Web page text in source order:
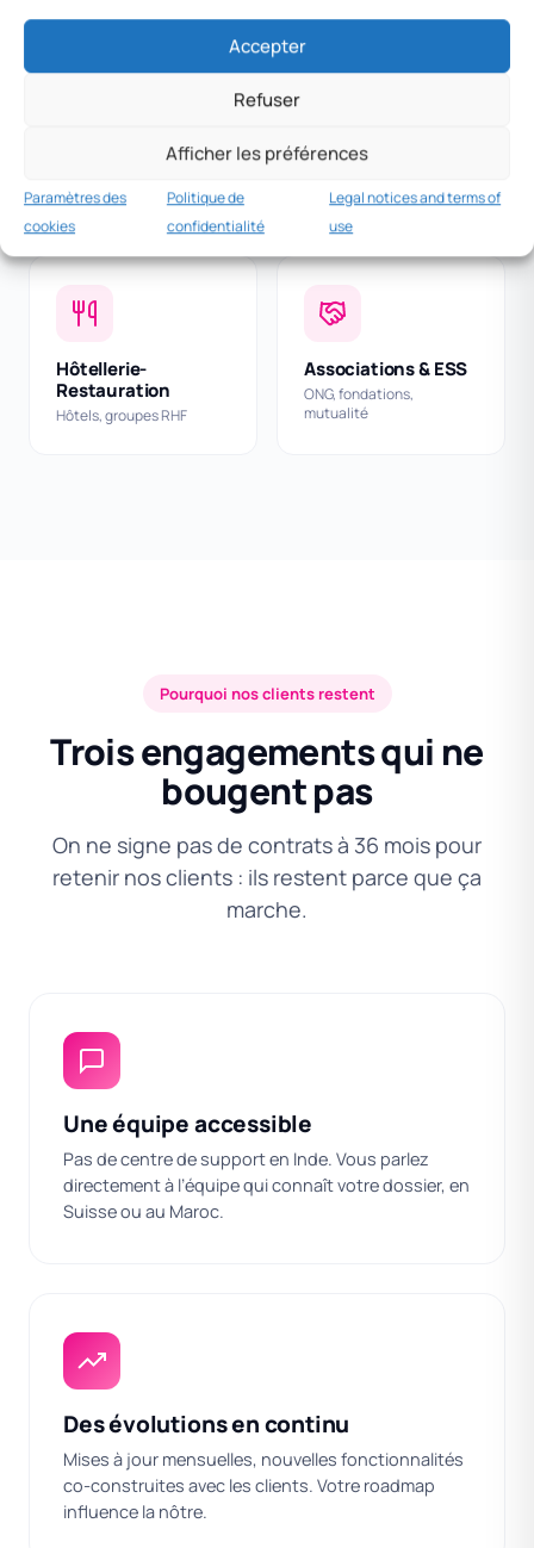
Accepter
Refuser
Afficher les préférences
Paramètres des
cookies
Politique de
confidentialité
Legal notices and terms of
use
mutuelles
Éditeurs, startups
Hôtellerie-
Restauration
Hôtels, groupes RHF
Associations & ESS
ONG, fondations,
mutualité
Pourquoi nos clients restent
Trois engagements qui ne
bougent pas
On ne signe pas de contrats à 36 mois pour
retenir nos clients : ils restent parce que ça
marche.
Une équipe accessible
Pas de centre de support en Inde. Vous parlez
directement à l’équipe qui connaît votre dossier, en
Suisse ou au Maroc.
Des évolutions en continu
Mises à jour mensuelles, nouvelles fonctionnalités
co-construites avec les clients. Votre roadmap
influence la nôtre.